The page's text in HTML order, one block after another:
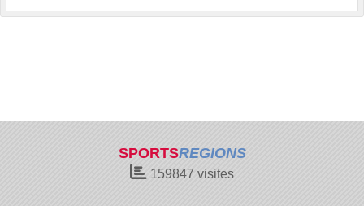
SPORTSREGIONS
159847 visites